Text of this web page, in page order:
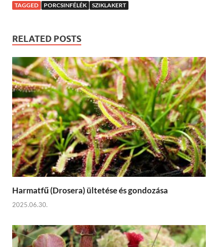
TAGGED PORCSINFÉLÉK SZIKLAKERT
RELATED POSTS
Harmatfű (Drosera) ültetése és gondozása
2025.06.30.